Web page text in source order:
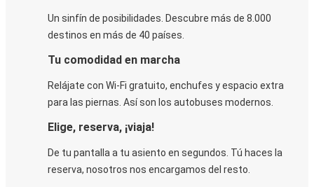
Un sinfín de posibilidades. Descubre más de 8.000
destinos en más de 40 países.
Tu comodidad en marcha
Relájate con Wi-Fi gratuito, enchufes y espacio extra
para las piernas. Así son los autobuses modernos.
Elige, reserva, ¡viaja!
De tu pantalla a tu asiento en segundos. Tú haces la
reserva, nosotros nos encargamos del resto.